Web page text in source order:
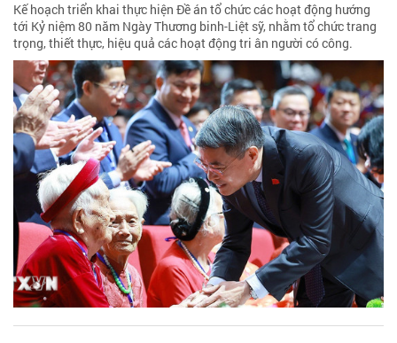
Kế hoạch triển khai thực hiện Đề án tổ chức các hoạt động hướng
tới Kỷ niệm 80 năm Ngày Thương binh-Liệt sỹ, nhằm tổ chức trang
trọng, thiết thực, hiệu quả các hoạt động tri ân người có công.